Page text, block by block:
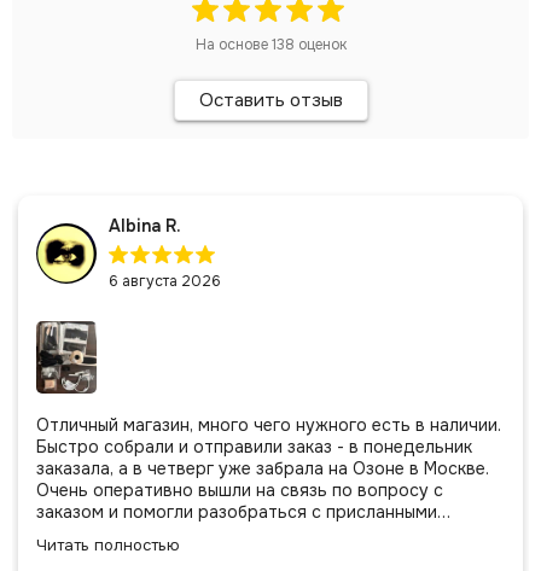
На основе138 оценок
Оставить отзыв
Albina R.
6 августа 2026
Отличный магазин, много чего нужного есть в наличии.
Быстро собрали и отправили заказ - в понедельник
заказала, а в четверг уже забрала на Озоне в Москве.
Очень оперативно вышли на связь по вопросу с
заказом и помогли разобраться с присланными
даже есть подарочек, очень приятно. Спасибо
Читать полностью